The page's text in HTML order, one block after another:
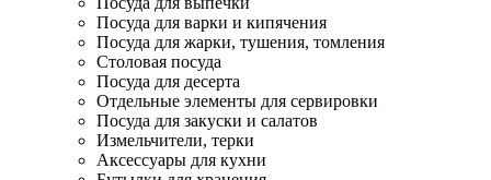
Посуда для варки и кипячения
Посуда для жарки, тушения, томления
Столовая посуда
Посуда для десерта
Отдельные элементы для сервировки
Посуда для закуски и салатов
Измельчители, терки
Аксессуары для кухни